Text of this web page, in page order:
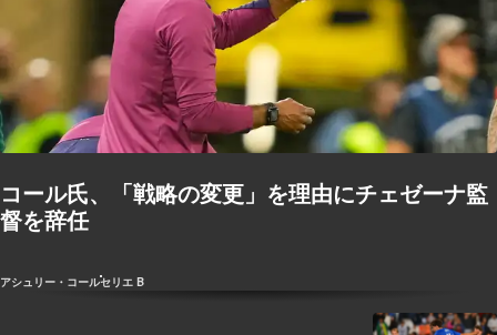
コール氏、「戦略の変更」を理由にチェゼーナ監
督を辞任
アシュリー・コールセリエ B